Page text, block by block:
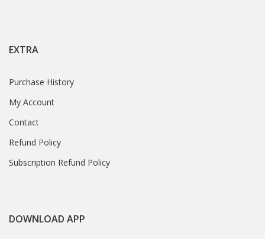
EXTRA
Purchase History
My Account
Contact
Refund Policy
Subscription Refund Policy
DOWNLOAD APP